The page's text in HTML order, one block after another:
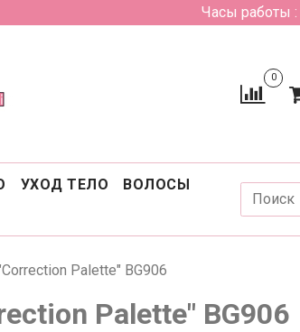
Часы работы :
0
УХОД ТЕЛО
ВОЛОСЫ
Palette" BG906
Palette" BG906